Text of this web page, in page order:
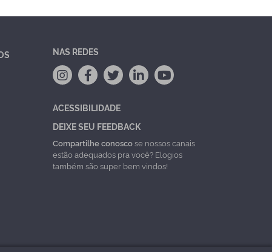
NAS REDES
ACESSIBILIDADE
DEIXE SEU FEEDBACK
Compartilhe conosco se nossos canais
estão adequados pra você? Elogios
também são super bem vindos!